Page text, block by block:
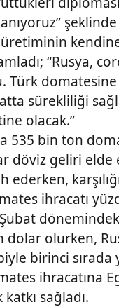
üretiminin
“Rusya,
Türk
sürekliliği
olacak.”
535 bin ton
döviz geliri elde
ederken,
ihracatı
Şubat
dolar olurken,
birinci sırada
ihracatına
sağladı.